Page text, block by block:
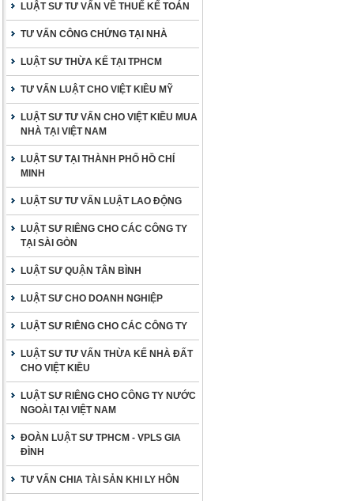
LUẬT SƯ TƯ VẤN VỀ THUẾ KẾ TOÁN
TƯ VẤN CÔNG CHỨNG TẠI NHÀ
LUẬT SƯ THỪA KẾ TẠI TPHCM
TƯ VẤN LUẬT CHO VIỆT KIỀU MỸ
LUẬT SƯ TƯ VẤN CHO VIỆT KIỀU MUA
NHÀ TẠI VIỆT NAM
LUẬT SƯ TẠI THÀNH PHỐ HỒ CHÍ
MINH
LUẬT SƯ TƯ VẤN LUẬT LAO ĐỘNG
LUẬT SƯ RIÊNG CHO CÁC CÔNG TY
TẠI SÀI GÒN
LUẬT SƯ QUẬN TÂN BÌNH
LUẬT SƯ CHO DOANH NGHIỆP
LUẬT SƯ RIÊNG CHO CÁC CÔNG TY
LUẬT SƯ TƯ VẤN THỪA KẾ NHÀ ĐẤT
CHO VIỆT KIỀU
LUẬT SƯ RIÊNG CHO CÔNG TY NƯỚC
NGOÀI TẠI VIỆT NAM
ĐOÀN LUẬT SƯ TPHCM - VPLS GIA
ĐÌNH
TƯ VẤN CHIA TÀI SẢN KHI LY HÔN